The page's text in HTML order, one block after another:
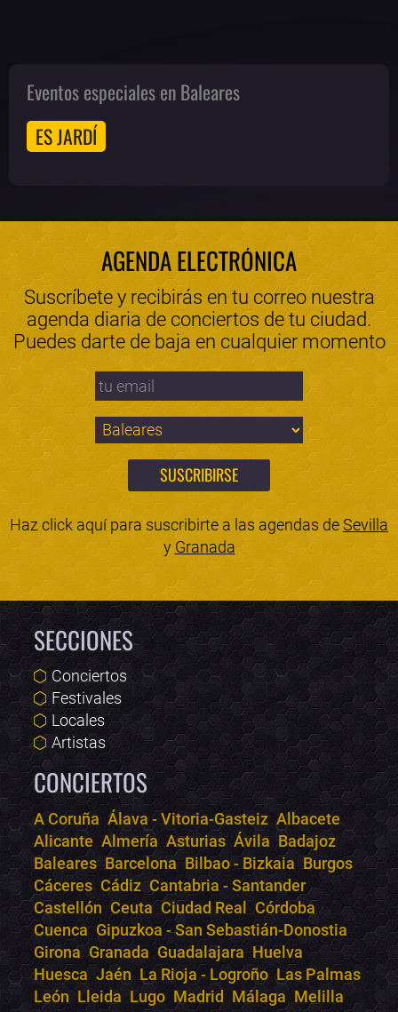
Eventos especiales en Baleares
ES JARDÍ
AGENDA ELECTRÓNICA
Suscríbete y recibirás en tu correo nuestra
agenda diaria de conciertos de tu ciudad.
Puedes darte de baja en cualquier momento
Haz click aquí para suscribirte a las agendas deSevilla
y Granada
SECCIONES
Conciertos
Festivales
Locales
Artistas
CONCIERTOS
A Coruña Álava - Vitoria-Gasteiz Albacete
Alicante Almería Asturias Ávila Badajoz
Baleares Barcelona Bilbao - Bizkaia Burgos
Cáceres Cádiz Cantabria - Santander
Castellón Ceuta Ciudad Real Córdoba
Cuenca Gipuzkoa - San Sebastián-Donostia
Girona Granada Guadalajara Huelva
Huesca Jaén La Rioja - Logroño Las Palmas
León Lleida Lugo Madrid Málaga Melilla
Bololoco · conciertos.club
Online · Te ayudo a encontrar conciertos